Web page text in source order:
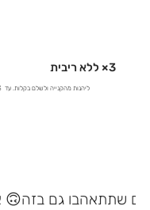
3× ללא ריבית
ליהנות מהקנייה ולשלם בקלות. עד 3 תשלומים ללא ריבית להזמנות מעל 400 ש"ח.
אנחנו בטוחים שתתאהבו גם בזה 🙃